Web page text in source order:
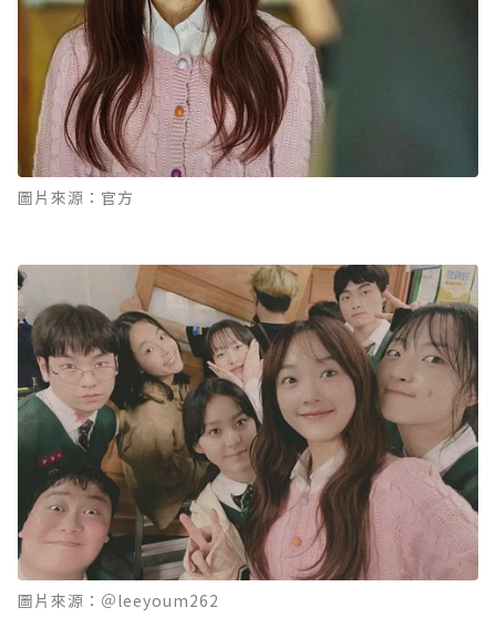
圖片來源：官方
圖片來源：＠leeyoum262